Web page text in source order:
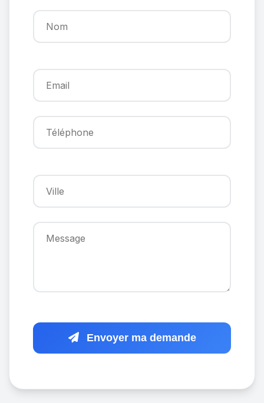
Envoyer ma demande